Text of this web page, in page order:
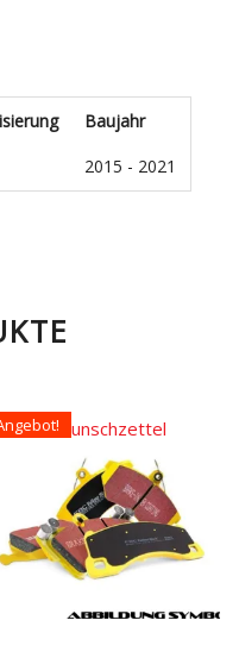
Baujahr
2015 - 2021
den Wunschzettel